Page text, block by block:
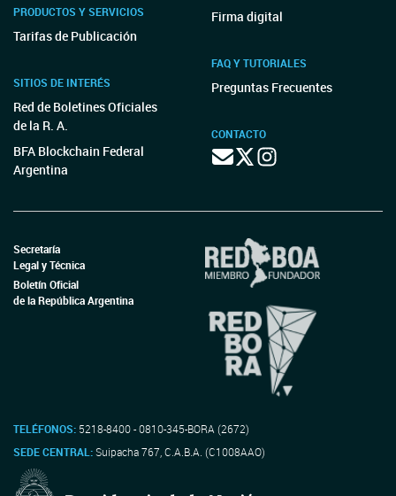
PRODUCTOS Y SERVICIOS
Tarifas de Publicación
SITIOS DE INTERÉS
Red de Boletines Oficiales
de la R. A.
BFA Blockchain Federal
Argentina
Firma digital
FAQ Y TUTORIALES
Preguntas Frecuentes
CONTACTO
Secretaría
Legal y Técnica
Boletín Oficial
de la República Argentina
TELÉFONOS: 5218-8400 - 0810-345-BORA (2672)
SEDE CENTRAL:Suipacha 767, C.A.B.A. (C1008AAO)